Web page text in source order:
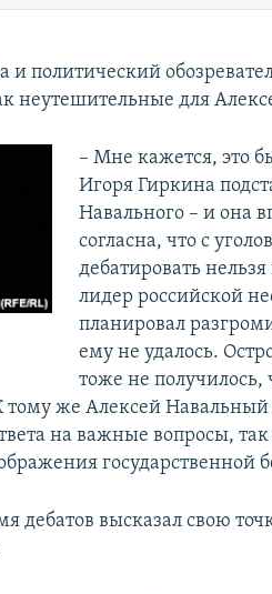
и политический
неутешительные для
​– Мне кажется, это
Игоря Гиркина
Навального – и она
согласна, что с
дебатировать
лидер российской
планировал
ему не удалось.
тоже не получилось,
же Алексей Навальный
на важные вопросы, так
государственной
дебатов высказал свою